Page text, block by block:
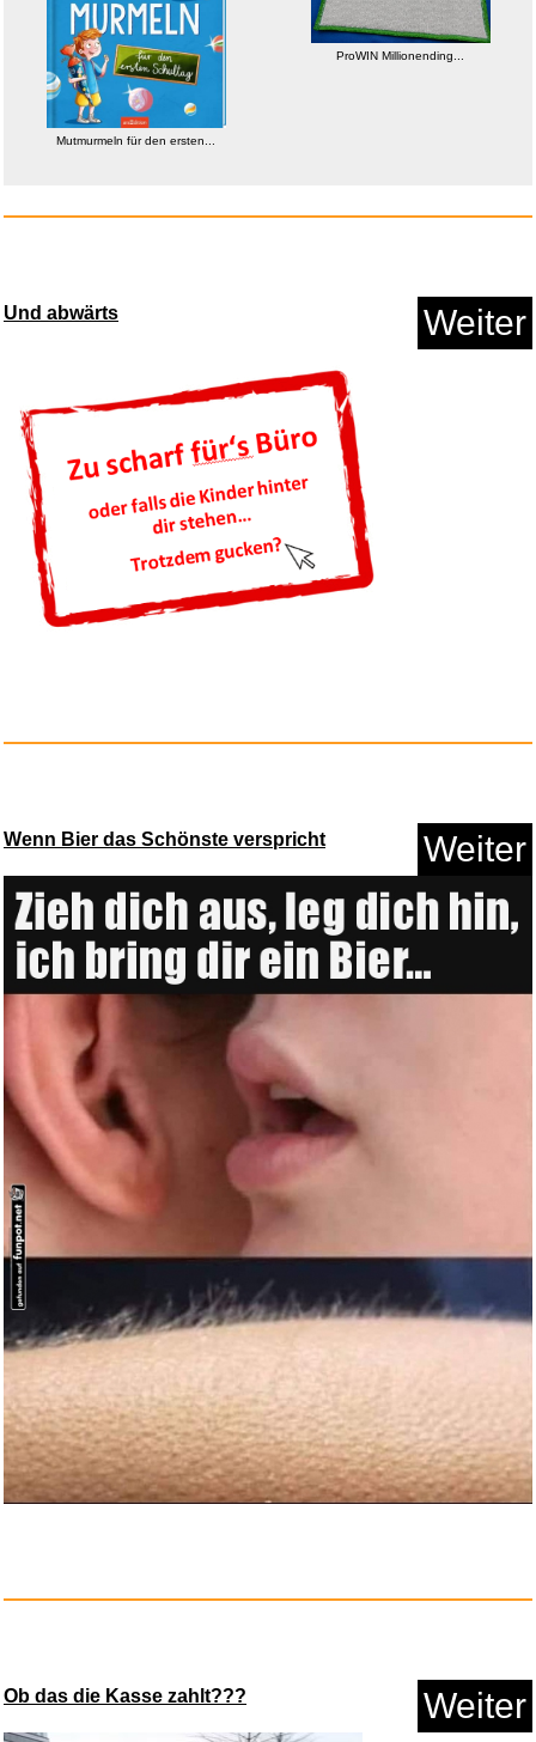
Anzeige
Anzeige
Stepz�" Einlegesohlen Sch...
Mutmurmeln für den ersten...
Mutmurmeln für den ersten...
ProWIN Millionending...
Und abwärts Weiter
Wenn Bier das Schönste verspricht Weiter
Ob das die Kasse zahlt??? Weiter